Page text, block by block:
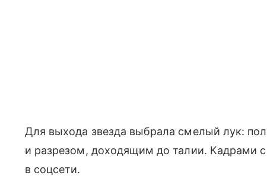
Для выхода звезда выбрала смелый лук:
и разрезом, доходящим до талии. Кадрами
в соцсети.